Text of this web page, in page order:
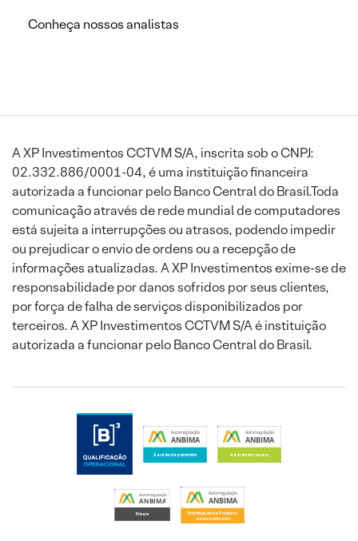
Conheça nossos analistas
A XP Investimentos CCTVM S/A, inscrita sob o CNPJ:
02.332.886/0001-04, é uma instituição financeira
autorizada a funcionar pelo Banco Central do Brasil.Toda
comunicação através de rede mundial de computadores
está sujeita a interrupções ou atrasos, podendo impedir
ou prejudicar o envio de ordens ou a recepção de
informações atualizadas. A XP Investimentos exime-se de
responsabilidade por danos sofridos por seus clientes,
por força de falha de serviços disponibilizados por
terceiros. A XP Investimentos CCTVM S/A é instituição
autorizada a funcionar pelo Banco Central do Brasil.